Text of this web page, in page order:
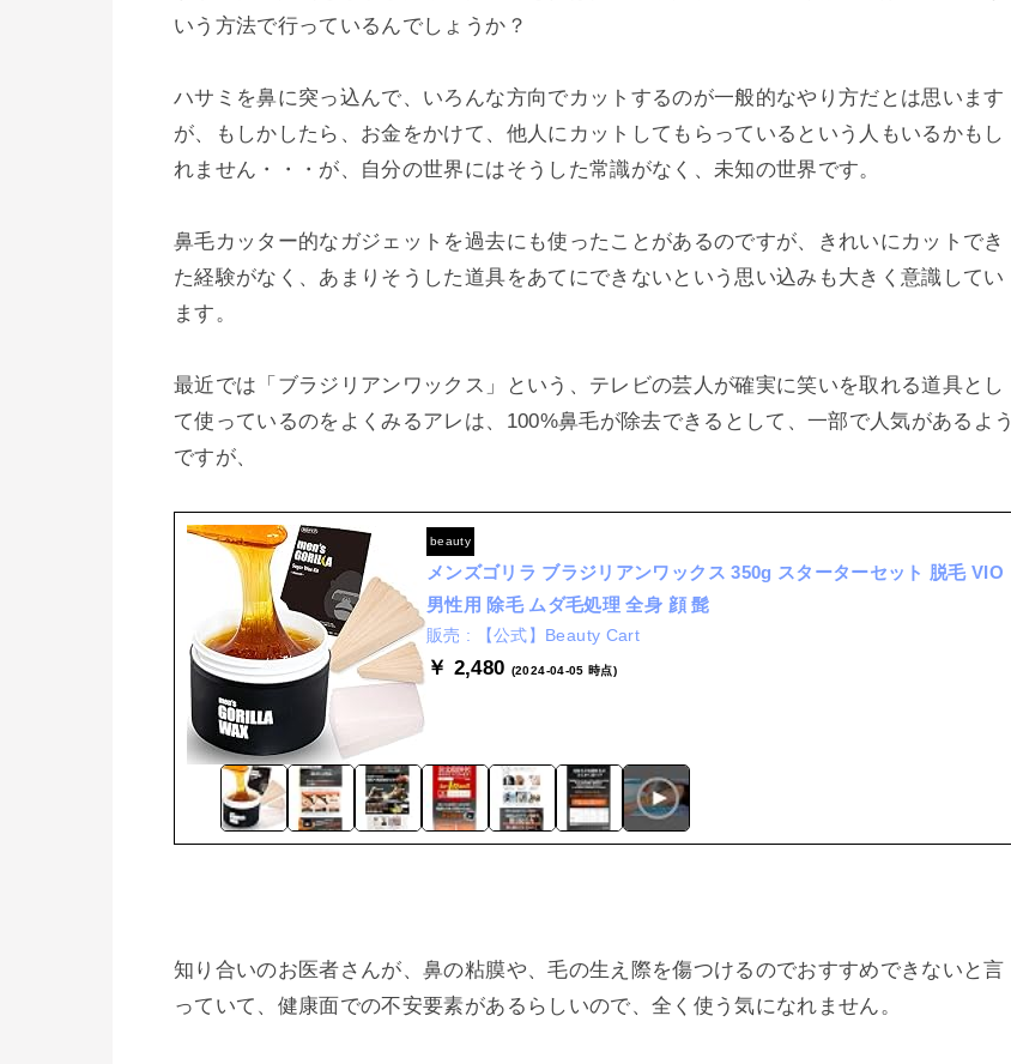
いう方法で行っているんでしょうか？
ハサミを鼻に突っ込んで、いろんな方向でカットするのが一般的なやり方だとは思います
が、もしかしたら、お金をかけて、他人にカットしてもらっているという人もいるかもし
れません・・・が、自分の世界にはそうした常識がなく、未知の世界です。
鼻毛カッター的なガジェットを過去にも使ったことがあるのですが、きれいにカットでき
た経験がなく、あまりそうした道具をあてにできないという思い込みも大きく意識してい
ます。
最近では「ブラジリアンワックス」という、テレビの芸人が確実に笑いを取れる道具とし
て使っているのをよくみるアレは、100%鼻毛が除去できるとして、一部で人気があるよう
ですが、
beauty
メンズゴリラ ブラジリアンワックス 350g スターターセット 脱毛 VIO
男性用 除毛 ムダ毛処理 全身 顔 髭
【公式】Beauty Cart
￥ 2,480 (2024-04-05 時点)
知り合いのお医者さんが、鼻の粘膜や、毛の生え際を傷つけるのでおすすめできないと言
っていて、健康面での不安要素があるらしいので、全く使う気になれません。